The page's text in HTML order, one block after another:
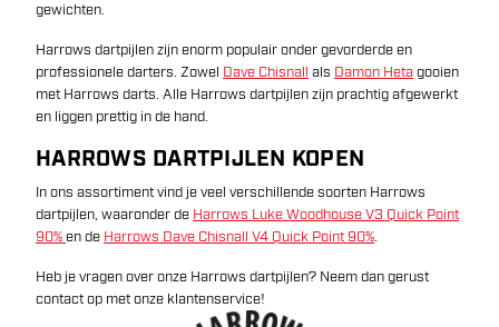
gewichten.
Harrows dartpijlen zijn enorm populair onder gevorderde en
professionele darters. Zowel Dave Chisnall als Damon Hetagooien
met Harrows darts. Alle Harrows dartpijlen zijn prachtig afgewerkt
en liggen prettig in de hand.
HARROWS DARTPIJLEN KOPEN
In ons assortiment vind je veel verschillende soorten Harrows
dartpijlen, waaronder de Harrows Luke Woodhouse V3 Quick Point
90%en de Harrows Dave Chisnall V4 Quick Point 90%.
Heb je vragen over onze Harrows dartpijlen? Neem dan gerust
contact op met onze klantenservice!